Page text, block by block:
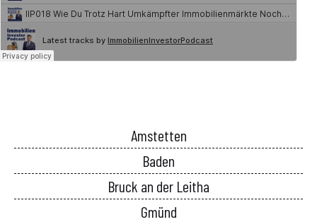
Amstetten
Baden
Bruck an der Leitha
Gmünd